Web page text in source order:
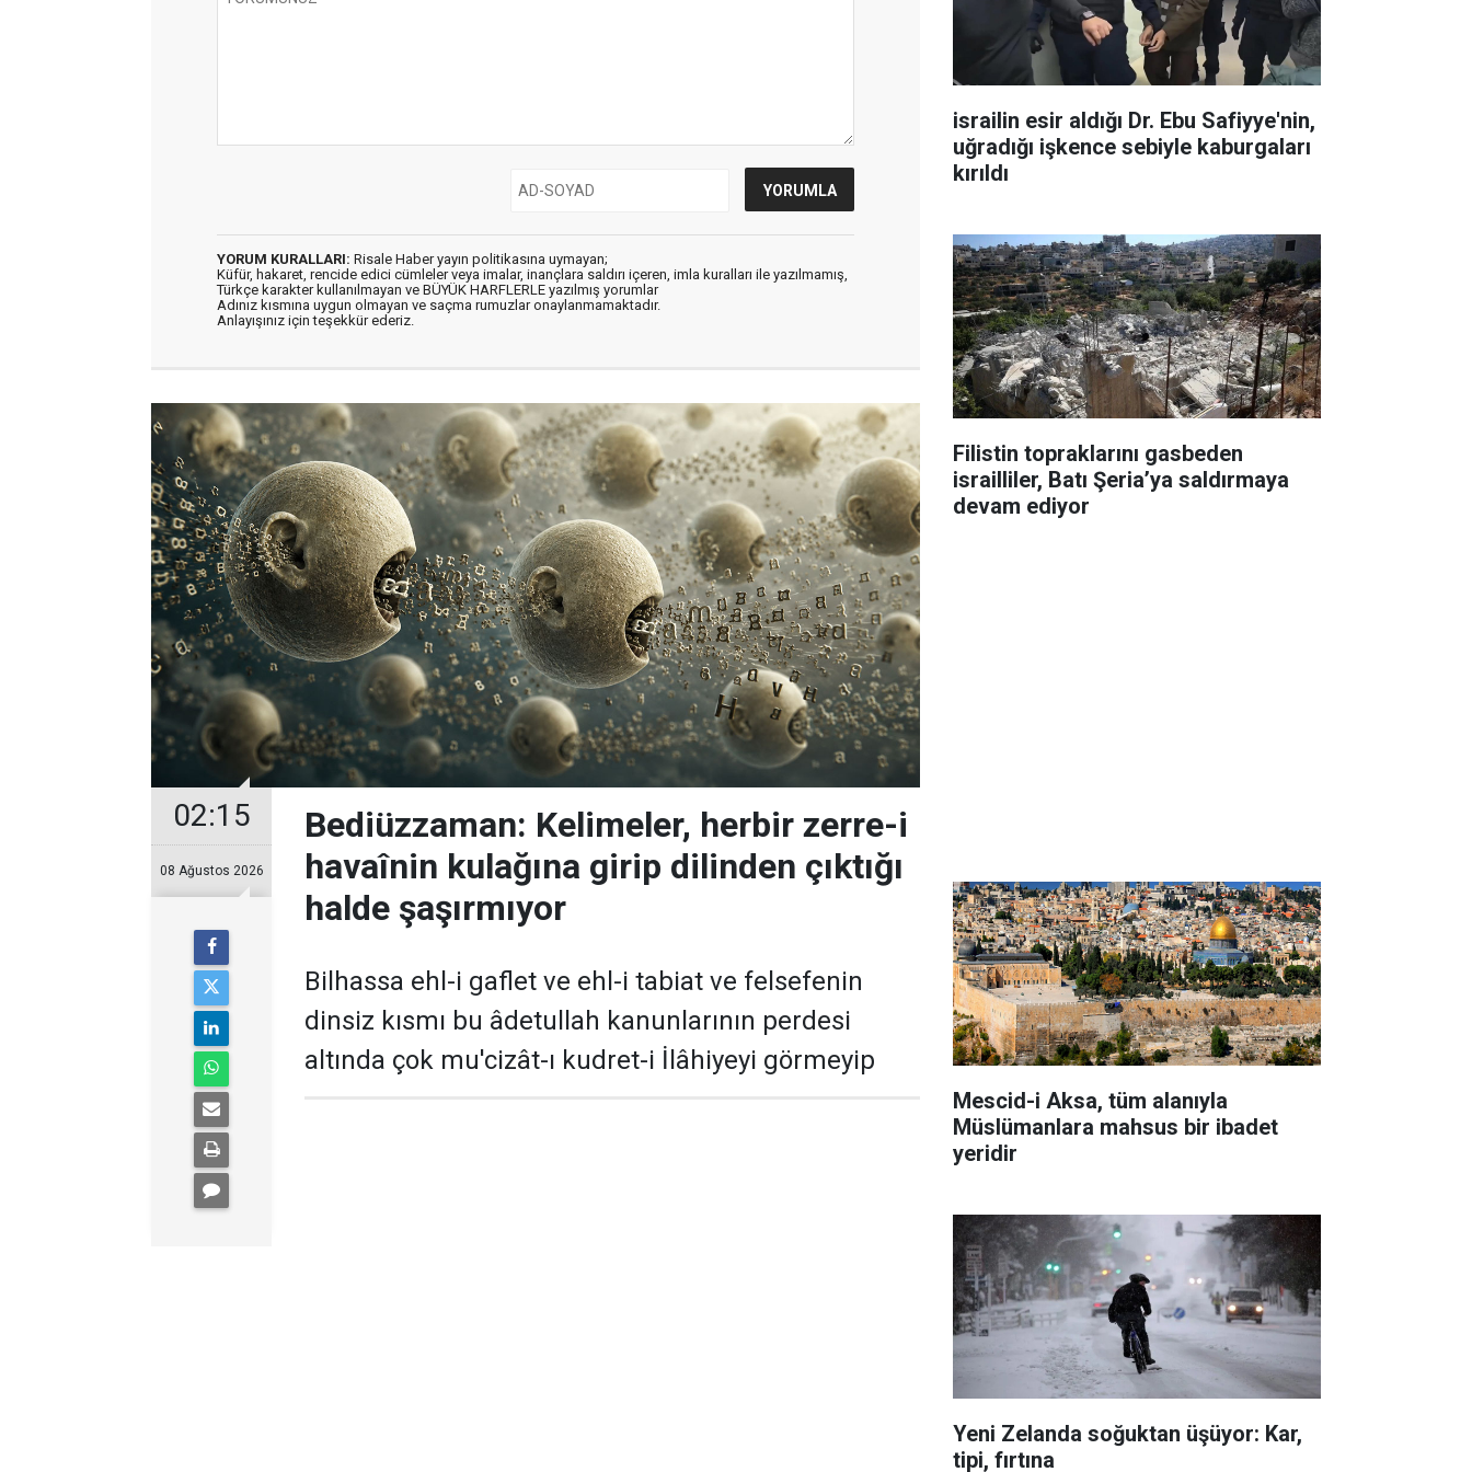
YORUM KURALLARI: Risale Haber yayın politikasına uymayan;
Küfür, hakaret, rencide edici cümleler veya imalar, inançlara saldırı içeren, imla kuralları ile yazılmamış,
Türkçe karakter kullanılmayan ve BÜYÜK HARFLERLE yazılmış yorumlar
Adınız kısmına uygun olmayan ve saçma rumuzlar onaylanmamaktadır.
Anlayışınız için teşekkür ederiz.
02:15
08 Ağustos 2026
Bediüzzaman: Kelimeler, herbir zerre-i
havaînin kulağına girip dilinden çıktığı
halde şaşırmıyor
Bilhassa ehl-i gaflet ve ehl-i tabiat ve felsefenin
dinsiz kısmı bu âdetullah kanunlarının perdesi
altında çok mu'cizât-ı kudret-i İlâhiyeyi görmeyip
israilin esir aldığı Dr. Ebu Safiyye'nin,
uğradığı işkence sebiyle kaburgaları
kırıldı
Filistin topraklarını gasbeden
israilliler, Batı Şeria’ya saldırmaya
devam ediyor
Mescid-i Aksa, tüm alanıyla
Müslümanlara mahsus bir ibadet
yeridir
Yeni Zelanda soğuktan üşüyor: Kar,
tipi, fırtına